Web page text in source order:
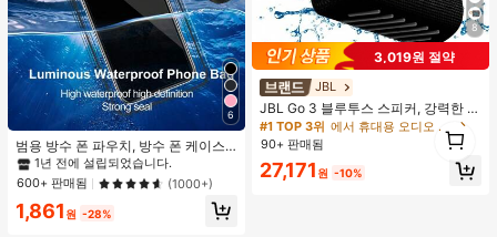
6
범용 방수 폰 파우치, 방수 폰 케이스,
아이폰 14/13/12/11 프로 맥스/XS 플
러스와 호환, 삼성 갤럭시 S22/S23 폰
과 호환 (최대 7.0인치), 3D 폰 드라이
백, 휴가에 적합, 다양한 폰 모델과 호
환
1년 전에 설립되었습니다.
600+ 판매됨
(1000+)
1,861 원 -28%
8
3,019원 절약
JBL
JBL Go 3 블루투스 스피커, 강력한 베
이스, 스테레오, 야외 휴대용 미니 무
선 스피커, 정품 JBL
#1 TOP 3위
거의 매진!
#1 TOP 3위
에서 휴대용 오디오 및 비디오
거의 매진!
#1 TOP 3위
에서 휴대용 오디오 및 비디오
거의 매진!
#1 TOP 3위
거의 매진!
90+ 판매됨
27,171 원 -10%